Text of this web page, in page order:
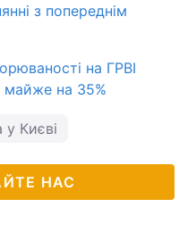
з попереднім
на ГРВІ
майже на 35%
у Києві
НАС